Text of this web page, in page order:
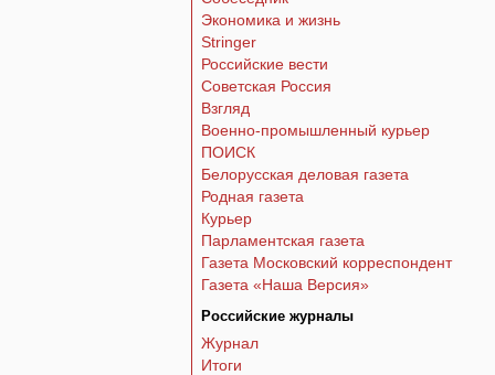
Экономика и жизнь
Stringer
Российские вести
Советская Россия
Взгляд
Военно-промышленный курьер
ПОИСК
Белорусская деловая газета
Родная газета
Курьер
Парламентская газета
Газета Московский корреспондент
Газета «Наша Версия»
Российские журналы
Журнал
Итоги